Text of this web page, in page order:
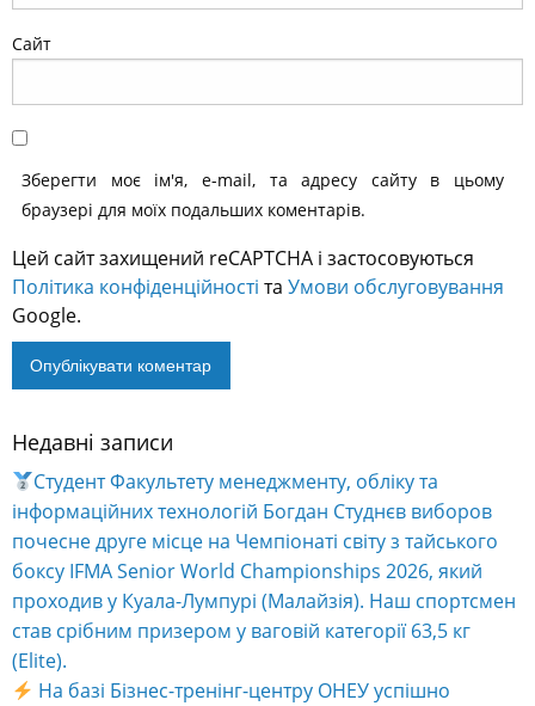
Сайт
Зберегти моє ім'я, e-mail, та адресу сайту в цьому
браузері для моїх подальших коментарів.
Цей сайт захищений reCAPTCHA і застосовуються
Політика конфіденційності та Умови обслуговування
Google.
Alternative:
Недавні записи
Студент Факультету менеджменту, обліку та
інформаційних технологій Богдан Студнєв виборов
почесне друге місце на Чемпіонаті світу з тайського
боксу IFMA Senior World Championships 2026, який
проходив у Куала-Лумпурі (Малайзія). Наш спортсмен
став срібним призером у ваговій категорії 63,5 кг
(Elite).
На базі Бізнес-тренінг-центру ОНЕУ успішно